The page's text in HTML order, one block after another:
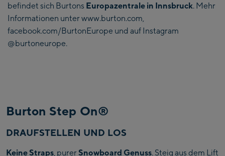
befindet sich Burtons Europazentrale in Innsbruck. Mehr
Informationen unter www.burton.com,
facebook.com/BurtonEurope und auf Instagram
@burtoneurope.
Burton Step On®
DRAUFSTELLEN UND LOS
Keine Straps, purerSnowboard Genuss. Steig aus dem Lift